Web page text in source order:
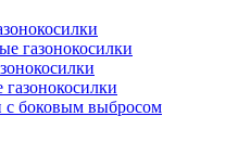
газонокосилки
газонокосилки
с боковым выбросом